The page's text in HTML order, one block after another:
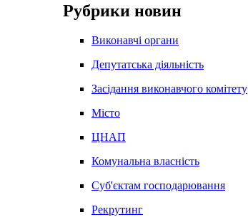
Рубрики новин
Виконавчі органи
Депутатська діяльність
Засідання виконавчого комітету
Місто
ЦНАП
Комунальна власність
Суб'єктам господарювання
Рекрутинг